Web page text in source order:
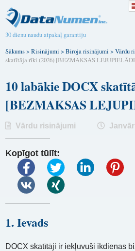
30 dienu naudu atpakaļ garantiju
Sākums>Risinājumi >Biroja risinājumi >Vārdu
skatītāja rīki (2026) [BEZMAKSAS
10 labākie DOCX
[BEZMAKSAS
Vārdu risinājumi
Kopīgot tūlīt:
1. Ievads
DOCX skatītāji ir iekļuvuši ikdienas